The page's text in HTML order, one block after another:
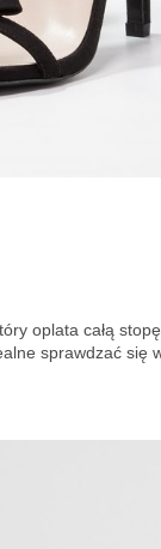
oplata całą
sprawdzać się